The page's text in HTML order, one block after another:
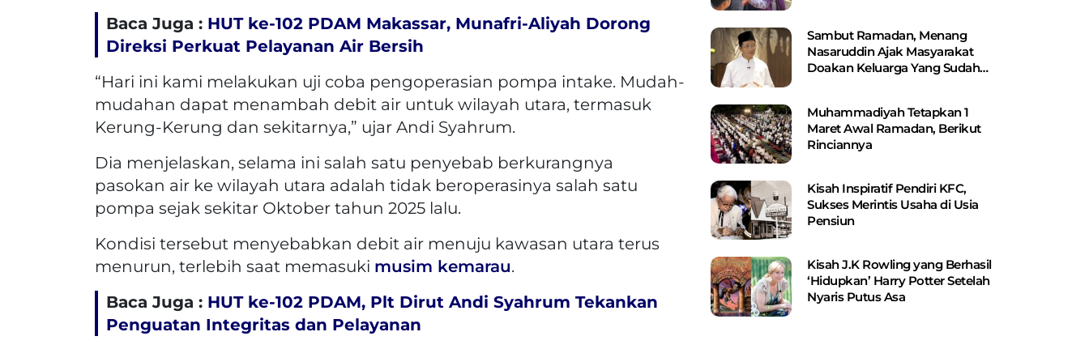
Baca Juga : HUT ke-102 PDAM Makassar, Munafri-Aliyah Dorong
Direksi Perkuat Pelayanan Air Bersih
“Hari ini kami melakukan uji coba pengoperasian pompa intake. Mudah-
mudahan dapat menambah debit air untuk wilayah utara, termasuk
Kerung-Kerung dan sekitarnya,” ujar Andi Syahrum.
Dia menjelaskan, selama ini salah satu penyebab berkurangnya
pasokan air ke wilayah utara adalah tidak beroperasinya salah satu
pompa sejak sekitar Oktober tahun 2025 lalu.
Kondisi tersebut menyebabkan debit air menuju kawasan utara terus
menurun, terlebih saat memasuki musim kemarau.
Baca Juga : HUT ke-102 PDAM, Plt Dirut Andi Syahrum Tekankan
Penguatan Integritas dan Pelayanan
Sambut Ramadan, Menang
Nasaruddin Ajak Masyarakat
Doakan Keluarga Yang Sudah
Muhammadiyah Tetapkan 1
Maret Awal Ramadan, Berikut
Rinciannya
Kisah Inspiratif Pendiri KFC,
Sukses Merintis Usaha di Usia
Pensiun
Kisah J.K Rowling yang Berhasil
‘Hidupkan’ Harry Potter Setelah
Nyaris Putus Asa